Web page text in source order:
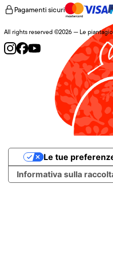
Pagamenti sicuri
All rights reserved ©2026 — Le
Informativa sulla
Le tue